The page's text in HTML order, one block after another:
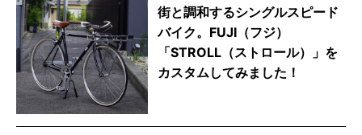
街と調和するシングルスピード
バイク。FUJI（フジ）
「STROLL（ストロール）」を
カスタムしてみました！